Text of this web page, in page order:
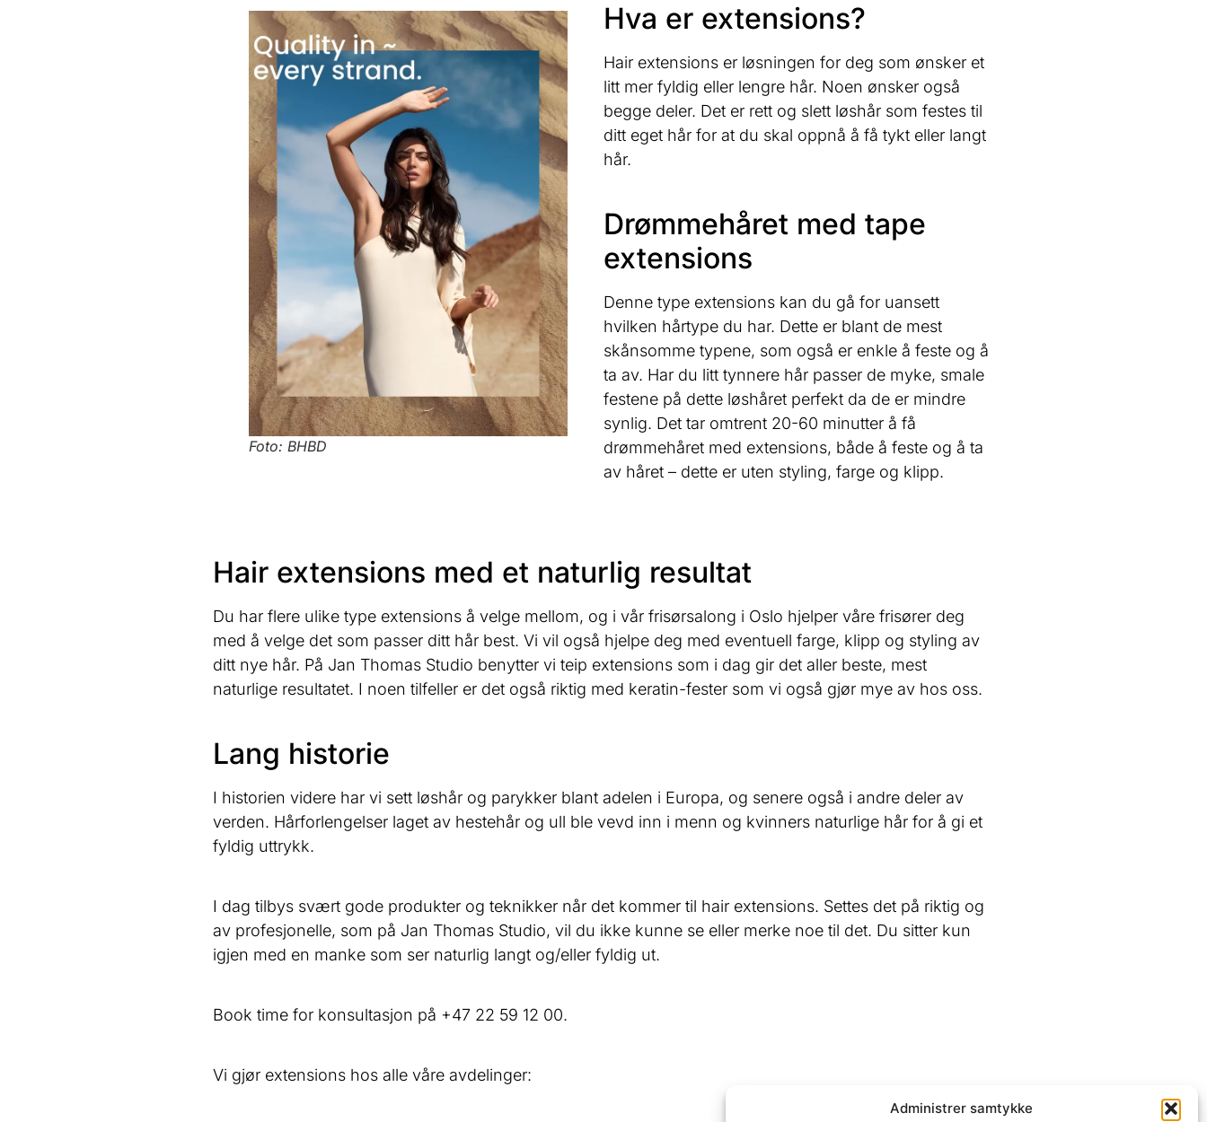
Administrer samtykke
Foto: BHBD
Hva er extensions?
Hair extensions er løsningen for deg som ønsker et
litt mer fyldig eller lengre hår. Noen ønsker også
begge deler. Det er rett og slett løshår som festes til
ditt eget hår for at du skal oppnå å få tykt eller langt
hår.
Drømmehåret med tape
extensions
Denne type extensions kan du gå for uansett
hvilken hårtype du har. Dette er blant de mest
skånsomme typene, som også er enkle å feste og å
ta av. Har du litt tynnere hår passer de myke, smale
festene på dette løshåret perfekt da de er mindre
synlig. Det tar omtrent 20-60 minutter å få
drømmehåret med extensions, både å feste og å ta
av håret – dette er uten styling, farge og klipp.
Hair extensions med et naturlig resultat
Du har flere ulike type extensions å velge mellom, og i vår frisørsalong i Oslo hjelper våre frisører deg
med å velge det som passer ditt hår best. Vi vil også hjelpe deg med eventuell farge, klipp og styling av
ditt nye hår. På Jan Thomas Studio benytter vi teip extensions som i dag gir det aller beste, mest
naturlige resultatet. I noen tilfeller er det også riktig med keratin-fester som vi også gjør mye av hos oss.
Lang historie
I historien videre har vi sett løshår og parykker blant adelen i Europa, og senere også i andre deler av
verden. Hårforlengelser laget av hestehår og ull ble vevd inn i menn og kvinners naturlige hår for å gi et
fyldig uttrykk.
I dag tilbys svært gode produkter og teknikker når det kommer til hair extensions. Settes det på riktig og
av profesjonelle, som på Jan Thomas Studio, vil du ikke kunne se eller merke noe til det. Du sitter kun
igjen med en manke som ser naturlig langt og/eller fyldig ut.
Book time for konsultasjon på +47 22 59 12 00.
Vi gjør extensions hos alle våre avdelinger: